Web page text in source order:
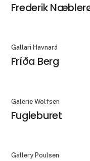
Frederik
Gallari Havnará
Fríða Berg
Galerie Wolfsen
Fugleburet
Gallery Poulsen